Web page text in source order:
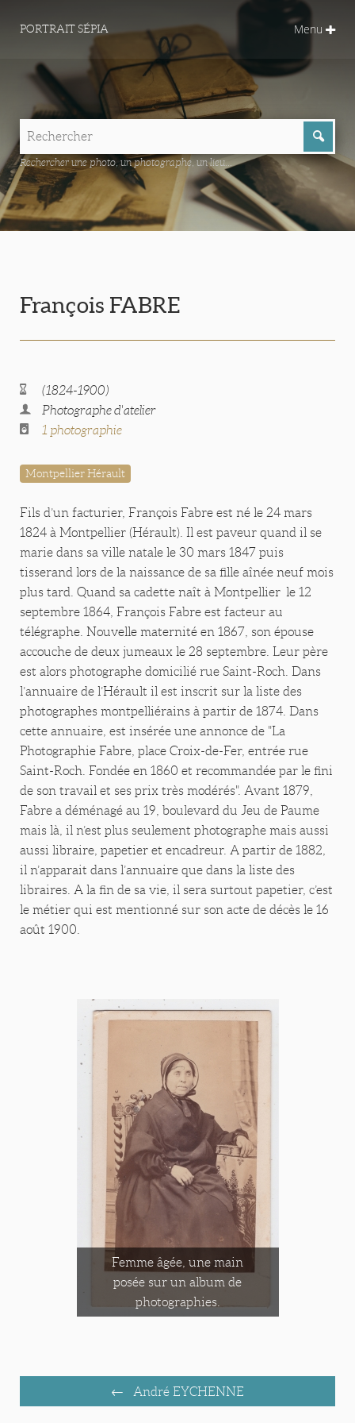
PORTRAIT SÉPIA Menu
Rechercher une photo, un photographe, un lieu...
François FABRE
(1824-1900)
Photographe d'atelier
1 photographie
Montpellier Hérault
Fils d’un facturier, François Fabre est né le 24 mars
1824 à Montpellier (Hérault). Il est paveur quand il se
marie dans sa ville natale le 30 mars 1847 puis
tisserand lors de la naissance de sa fille aînée neuf mois
plus tard. Quand sa cadette naît à Montpellier le 12
septembre 1864, François Fabre est facteur au
télégraphe. Nouvelle maternité en 1867, son épouse
accouche de deux jumeaux le 28 septembre. Leur père
est alors photographe domicilié rue Saint-Roch. Dans
l’annuaire de l’Hérault il est inscrit sur la liste des
photographes montpelliérains à partir de 1874. Dans
cette annuaire, est insérée une annonce de "La
Photographie Fabre, place Croix-de-Fer, entrée rue
Saint-Roch. Fondée en 1860 et recommandée par le fini
de son travail et ses prix très modérés". Avant 1879,
Fabre a déménagé au 19, boulevard du Jeu de Paume
mais là, il n’est plus seulement photographe mais aussi
aussi libraire, papetier et encadreur. A partir de 1882,
il n’apparait dans l’annuaire que dans la liste des
libraires. A la fin de sa vie, il sera surtout papetier, c’est
le métier qui est mentionné sur son acte de décès le 16
août 1900.
Femme âgée, une main
posée sur un album de
photographies.
André EYCHENNE